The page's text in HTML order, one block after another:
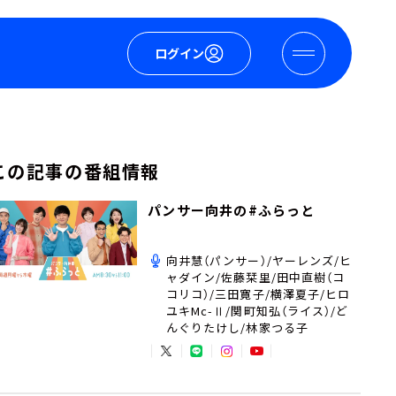
ログイン
の記事の番組情報
パンサー向井の#ふらっと
向井慧（パンサー）/ヤーレンズ/ヒ
ャダイン/佐藤栞里/田中直樹（コ
コリコ）/三田寛子/横澤夏子/ヒロ
ユキMc-Ⅱ/関町知弘（ライス）/ど
んぐりたけし/林家つる子